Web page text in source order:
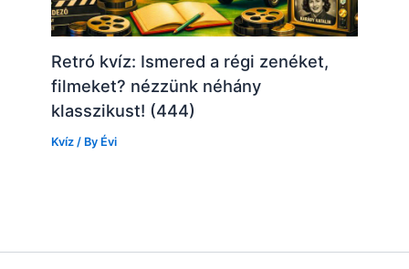
Retró kvíz: Ismered a régi zenéket,
filmeket? nézzünk néhány
klasszikust! (444)
Kvíz / By Évi